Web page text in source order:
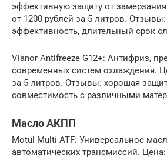
эффективную защиту от
от 1200 рублей за 5 литров.
эффективность, длительный срок
Vianor Antifreeze G12+: Антифриз,
современных систем охлаждения.
за 5 литров. Отзывы: хорошая
совместимость с различными
Масло АКПП
Motul Multi ATF: Универсальное
автоматических трансмиссий. Цена: